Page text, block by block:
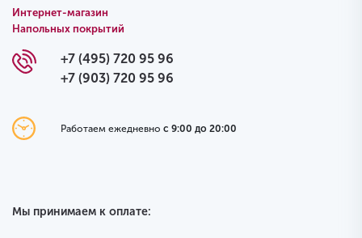
Интернет-магазин
Напольных покрытий
+7 (495) 720 95 96
+7 (903) 720 95 96
Работаем ежедневно с 9:00 до 20:00
Мы принимаем к оплате: